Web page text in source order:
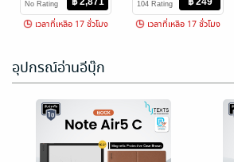
1-30 (จบ)
No Rating
เวลาที่เหลือ 17 ชั่วโมง
104 Rating
เวลาที่เหลือ 17 ชั่วโมง
-45%
อุปกรณ์อ่านอีบุ๊ก